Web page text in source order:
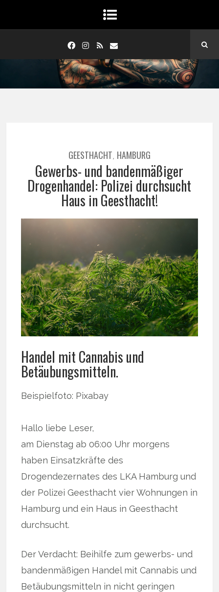
GEESTHACHT, HAMBURG
Gewerbs- und bandenmäßiger
Drogenhandel: Polizei durchsucht
Haus in Geesthacht!
Handel mit Cannabis und
Betäubungsmitteln.
Beispielfoto: Pixabay
Hallo liebe Leser,
am Dienstag ab 06:00 Uhr morgens
haben Einsatzkräfte des
Drogendezernates des LKA Hamburg und
der Polizei Geesthacht vier Wohnungen in
Hamburg und ein Haus in Geesthacht
durchsucht.
Der Verdacht: Beihilfe zum gewerbs- und
bandenmäßigen Handel mit Cannabis und
Betäubungsmitteln in nicht geringen